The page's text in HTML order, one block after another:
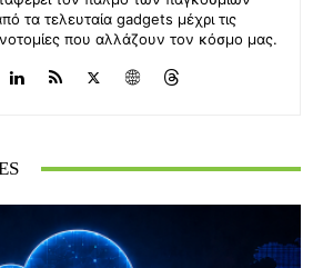
τα τελευταία gadgets μέχρι τις
που αλλάζουν τον κόσμο μας.